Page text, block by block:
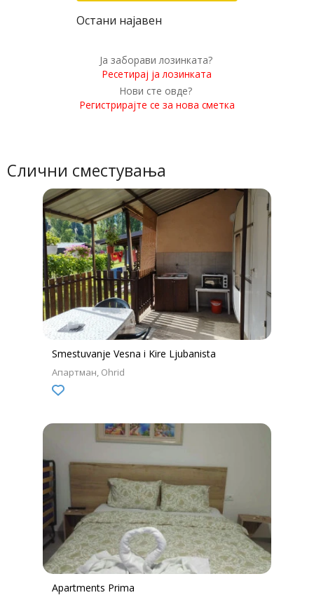
Слични сместувања
Smestuvanje Vesna i Kire Ljubanista
Апартман Ohrid
Apartments Prima
Остани најавен
Ја заборави лозинката?
Ресетирај ја лозинката
Нови сте овде?
Регистрирајте се за нова сметка